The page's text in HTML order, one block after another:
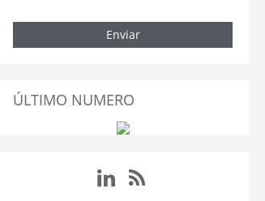
Enviar
ÚLTIMO NUMERO